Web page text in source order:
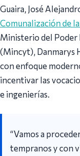
Guaira, José
Comunalización de
Ministerio del Poder
(Mincyt), Danmarys
con enfoque
incentivar las
e ingenierías.
“Vamos a
tempranos y con